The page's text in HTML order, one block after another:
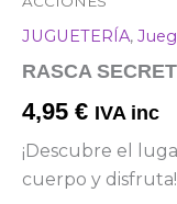
JUGUETERÍA,
RASCA
4,95 € IVA inc
¡Descubre el
cuerpo y disfruta!
ACCIONES
cantidad